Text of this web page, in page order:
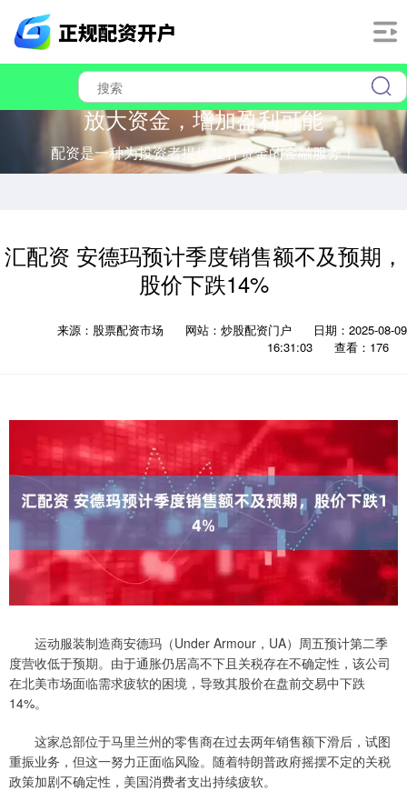
放大资金，增加盈利可能
配资是一种为投资者提供杠杆资金的金融服务！
汇配资 安德玛预计季度销售额不及预期，
股价下跌14%
来源：股票配资市场 网站：炒股配资门户
日期：2025-08-09
16:31:03
查看：176
运动服装制造商安德玛（Under Armour，UA）周五预计第二季
度营收低于预期。由于通胀仍居高不下且关税存在不确定性，该公司
在北美市场面临需求疲软的困境，导致其股价在盘前交易中下跌
14%。
这家总部位于马里兰州的零售商在过去两年销售额下滑后，试图
重振业务，但这一努力正面临风险。随着特朗普政府摇摆不定的关税
政策加剧不确定性，美国消费者支出持续疲软。